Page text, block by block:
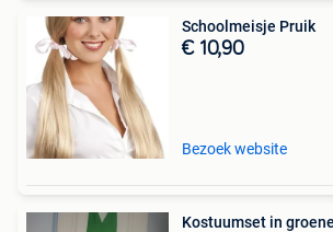
Schoolmeisje Pruik
€ 10,90
Bezoek website
Kostuumset in